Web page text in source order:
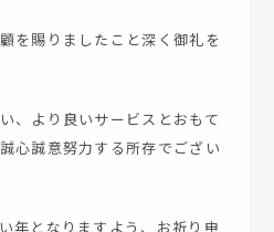
を賜りましたこと深く御礼を
、より良いサービスとおもて
心誠意努力する所存でござい
年となりますよう、お祈り申